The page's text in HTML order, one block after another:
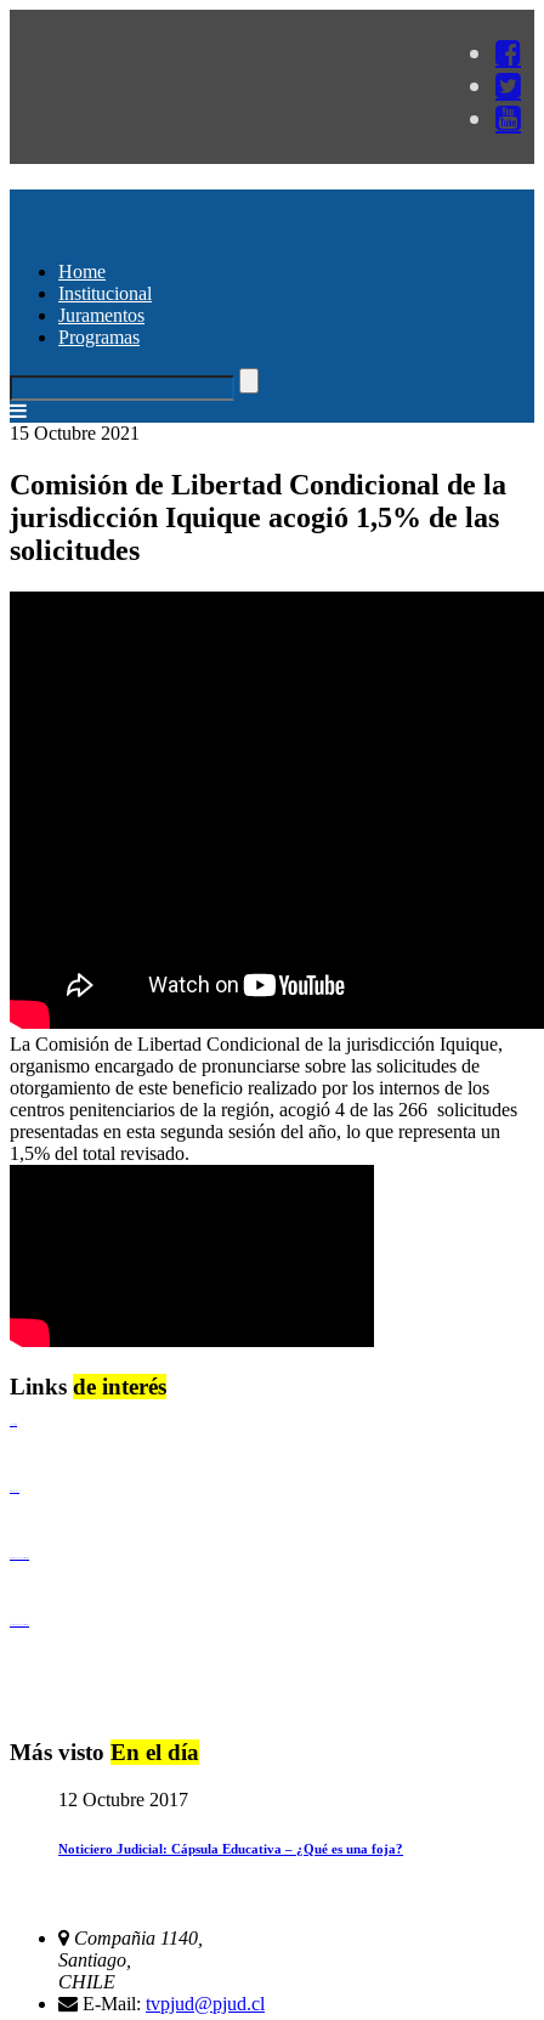
Home
Institucional
Juramentos
Programas
15 Octubre 2021
Comisión de Libertad Condicional de la
jurisdicción Iquique acogió 1,5% de las
solicitudes
La Comisión de Libertad Condicional de la jurisdicción Iquique,
organismo encargado de pronunciarse sobre las solicitudes de
otorgamiento de este beneficio realizado por los internos de los
centros penitenciarios de la región, acogió 4 de las 266 solicitudes
presentadas en esta segunda sesión del año, lo que representa un
1,5% del total revisado.
Links de interés
Más visto En el día
12 Octubre 2017
Noticiero Judicial: Cápsula Educativa – ¿Qué es una foja?
Compañia 1140,
Santiago,
CHILE
E-Mail: tvpjud@pjud.cl